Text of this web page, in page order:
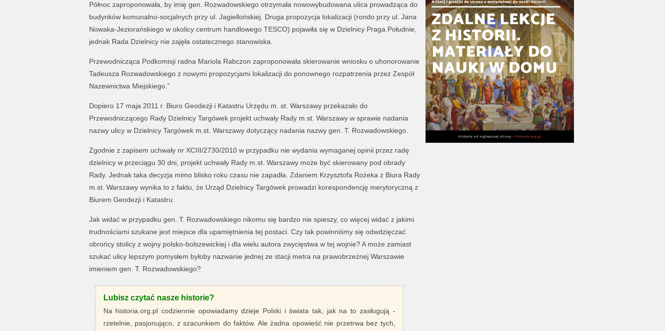
Północ zaproponowała, by imię gen. Rozwadowskiego otrzymała nowowybudowana ulica prowadząca do
budynków komunalno-socjalnych przy ul. Jagiellońskiej. Druga propozycja lokalizacji (rondo przy ul. Jana
Nowaka-Jeziorańskiego w okolicy centrum handlowego TESCO) pojawiła się w Dzielnicy Praga Południe,
jednak Rada Dzielnicy nie zajęła ostatecznego stanowiska.
Przewodnicząca Podkomisji radna Mariola Rabczon zaproponowała skierowanie wniosku o uhonorowanie
Tadeusza Rozwadowskiego z nowymi propozycjami lokalizacji do ponownego rozpatrzenia przez Zespół
Nazewnictwa Miejskiego.”
Dopiero 17 maja 2011 r. Biuro Geodezji i Katastru Urzędu m. st. Warszawy przekazało do
Przewodniczącego Rady Dzielnicy Targówek projekt uchwały Rady m.st. Warszawy w sprawie nadania
nazwy ulicy w Dzielnicy Targówek m.st. Warszawy dotyczący nadania nazwy gen. T. Rozwadowskiego.
Zgodnie z zapisem uchwały nr XCIII/2730/2010 w przypadku nie wydania wymaganej opinii przez radę
dzielnicy w przeciągu 30 dni, projekt uchwały Rady m.st. Warszawy może być skierowany pod obrady
Rady. Jednak taka decyzja mimo blisko roku czasu nie zapadła. Zdaniem Krzysztofa Rożeka z Biura Rady
m.st. Warszawy wynika to z faktu, że Urząd Dzielnicy Targówek prowadzi korespondencję merytoryczną z
Biurem Geodezji i Katastru.
Jak widać w przypadku gen. T. Rozwadowskiego nikomu się bardzo nie spieszy, co więcej widać z jakimi
trudnościami szukane jest miejsce dla upamiętnienia tej postaci. Czy tak powinniśmy się odwdzięczać
obrońcy stolicy z wojny polsko-bolszewickiej i dla wielu autora zwycięstwa w tej wojnie? A może zamiast
szukać ulicy lepszym pomysłem byłoby nazwanie jednej ze stacji metra na prawobrzeżnej Warszawie
imieniem gen. T. Rozwadowskiego?
Lubisz czytać nasze historie?
Na historia.org.pl codziennie opowiadamy dzieje Polski i świata tak, jak na to zasługują -
rzetelnie, pasjonująco, z szacunkiem do faktów. Ale żadna opowieść nie przetrwa bez tych,